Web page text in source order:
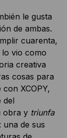
le gusta
de ambas.
cuarenta,
vio como
creativa
cosas para
XCOPY,
del
obra y triunfa
una de sus